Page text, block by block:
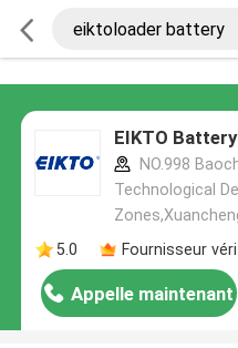
EIKTO
NO.998
Technological
5.0
Fournisseur
Appelle maintenant